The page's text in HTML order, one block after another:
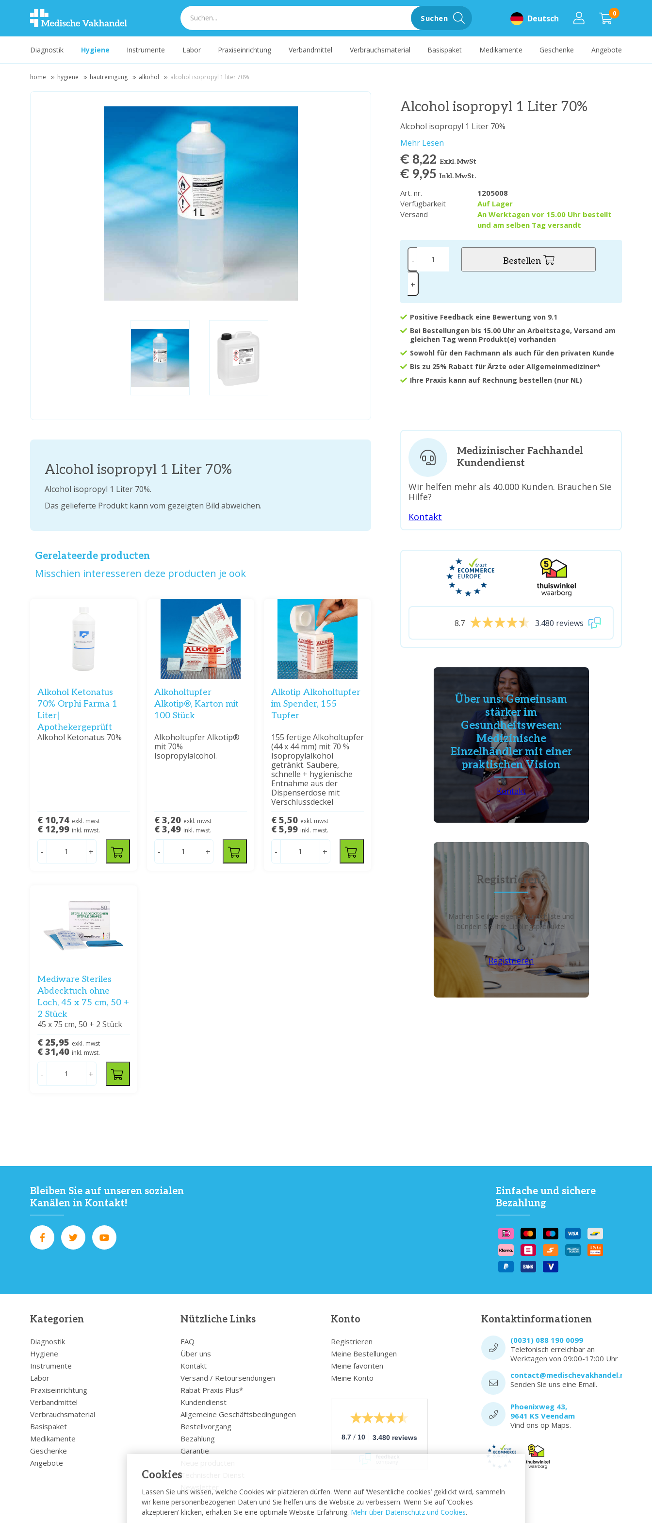
Cookies
Lassen Sie uns wissen, welche Cookies wir platzieren dürfen. Wenn auf ‘Wesentliche cookies’ geklickt wird, sammeln
wir keine personenbezogenen Daten und Sie helfen uns die Website zu verbessern. Wenn Sie auf ‘Cookies
akzeptieren’ klicken, erhalten Sie eine optimale Website-Erfahrung. Mehr über Datenschutz und Cookies.
0
Deutsch
Suchen
Diagnostik Hygiene Instrumente Labor Praxiseinrichtung Verbandmittel Verbrauchsmaterial Basispaket Medikamente Geschenke Angebote
home hygiene hautreinigung alkohol alcohol isopropyl 1 liter 70%
Alcohol isopropyl 1 Liter 70%
Alcohol isopropyl 1 Liter 70%
Mehr Lesen
€ 8,22 Exkl. MwSt
€ 9,95Inkl. MwSt.
Art. nr.
1205008
Verfügbarkeit
Auf Lager
Versand
An Werktagen vor 15.00 Uhr bestellt
und am selben Tag versandt
-
+
Bestellen
Positive Feedback eine Bewertung von 9.1
Bei Bestellungen bis 15.00 Uhr an Arbeitstage, Versand am
gleichen Tag wenn Produkt(e) vorhanden
Sowohl für den Fachmann als auch für den privaten Kunde
Bis zu 25% Rabatt für Ärzte oder Allgemeinmediziner*
Ihre Praxis kann auf Rechnung bestellen (nur NL)
Alcohol isopropyl 1 Liter 70%
Alcohol isopropyl 1 Liter 70%.
Das gelieferte Produkt kann vom gezeigten Bild abweichen.
Gerelateerde producten
Misschien interesseren deze producten je ook
Alkohol Ketonatus
70% Orphi Farma 1
Liter|
Apothekergeprüft
Alkohol Ketonatus 70%
€ 10,74 exkl. mwst
€ 12,99 inkl. mwst.
- +
Alkoholtupfer
Alkotip®, Karton mit
100 Stück
Alkoholtupfer Alkotip®
mit 70%
Isopropylalcohol.
€ 3,20 exkl. mwst
€ 3,49 inkl. mwst.
- +
Alkotip Alkoholtupfer
im Spender, 155
Tupfer
155 fertige Alkoholtupfer
(44 x 44 mm) mit 70 %
Isopropylalkohol
getränkt. Saubere,
schnelle + hygienische
Entnahme aus der
Dispenserdose mit
Verschlussdeckel
€ 5,50 exkl. mwst
€ 5,99 inkl. mwst.
- +
Mediware Steriles
Abdecktuch ohne
Loch, 45 x 75 cm, 50 +
2 Stück
45 x 75 cm, 50 + 2 Stück
€ 25,95 exkl. mwst
€ 31,40 inkl. mwst.
- +
Medizinischer Fachhandel
Kundendienst
Wir helfen mehr als 40.000 Kunden. Brauchen Sie
Hilfe?
Kontakt
8.7 3.480 reviews
Über uns: Gemeinsam
stärker im
Gesundheitswesen:
Medizinische
Einzelhändler mit einer
praktischen Vision
Kontakt
Registrieren?
Machen Sie ihre eigene Wunschliste und
bündeln Sie Ihre Lieblingsprodukte!
Registrieren
Bleiben Sie auf unseren sozialen
Kanälen in Kontakt!
Einfache und sichere
Bezahlung
Kategorien
Diagnostik
Hygiene
Instrumente
Labor
Praxiseinrichtung
Verbandmittel
Verbrauchsmaterial
Basispaket
Medikamente
Geschenke
Angebote
Nützliche Links
FAQ
Über uns
Kontakt
Versand / Retoursendungen
Rabat Praxis Plus*
Kundendienst
Allgemeine Geschäftsbedingungen
Bestellvorgang
Bezahlung
Garantie
Technischer Dienst
Newsletter
Konto
Registrieren
Meine Bestellungen
Meine favoriten
Meine Konto
8.7 / 10 3.480 reviews
Kontaktinformationen
(0031) 088 190 0099
Telefonisch erreichbar an
Werktagen von 09:00-17:00 Uhr
contact@medischevakhandel.nl
Senden Sie uns eine Email.
Phoenixweg 43,
9641 KS Veendam
Vind ons op Maps.